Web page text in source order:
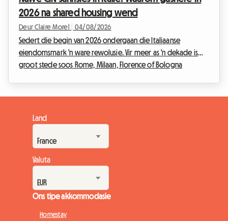
prof...
2026 na shared housing wend
Deur Claire Morel 04/08/2026
Sedert die begin van 2026 ondergaan die Italiaanse
eiendomsmark 'n ware rewolusie. Vir meer as 'n dekade is
groot stede soos Rome, Milaan, Florence of Bologna
te reguleer, het die Italiaanse regering besluit om ferm op te
tree. Die inwerkingtreding van drastiese nuwe regulasies is
besig om die gewoontes van eiendomsbeleggers omver te
Land
Valuta
Ons tipe akkommodasie
Homestay